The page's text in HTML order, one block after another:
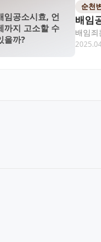
임공소시효, 언
까지 고소할 수
을까?
순천
배임
배임죄
지 시